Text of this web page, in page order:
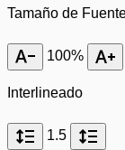
Tamaño de
text_decrease 100% text_increase
Interlineado
format_line_spacing 1.5 format_line_spacing